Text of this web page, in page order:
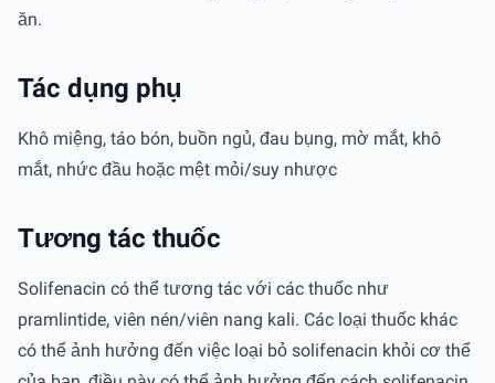
ăn.
Tác dụng phụ
Khô miệng, táo bón, buồn ngủ, đau bụng, mờ mắt, khô
mắt, nhức đầu hoặc mệt mỏi/suy nhược
Tương tác thuốc
Solifenacin có thể tương tác với các thuốc như
pramlintide, viên nén/viên nang kali. Các loại thuốc khác
có thể ảnh hưởng đến việc loại bỏ solifenacin khỏi cơ thể